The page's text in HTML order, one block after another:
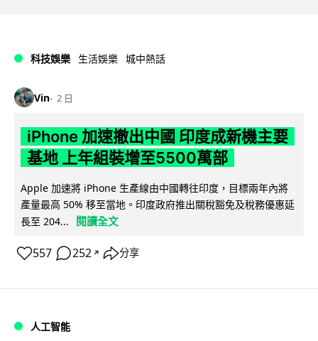
科技娛樂 生活娛樂 城中熱話
Vin 2 日
iPhone 加速撤出中國 印度成新機主要
基地 上年組裝增至5500萬部
Apple 加速將 iPhone 生產線由中國轉往印度，目標兩年內將
產量最高 50% 移至當地。印度政府推出關稅豁免及稅務優惠延
長至 204...
閱讀全文
557 252 ↗ 分享
人工智能